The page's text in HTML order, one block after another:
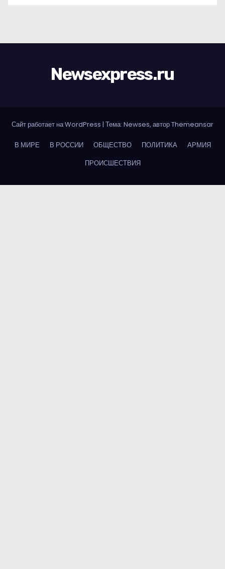
Newsexpress.ru
Сайт работает на WordPress | Тема: Newses, авторThemeansar
В МИРЕ В РОССИИ ОБЩЕСТВО ПОЛИТИКА
АРМИЯ
ПРОИСШЕСТВИЯ